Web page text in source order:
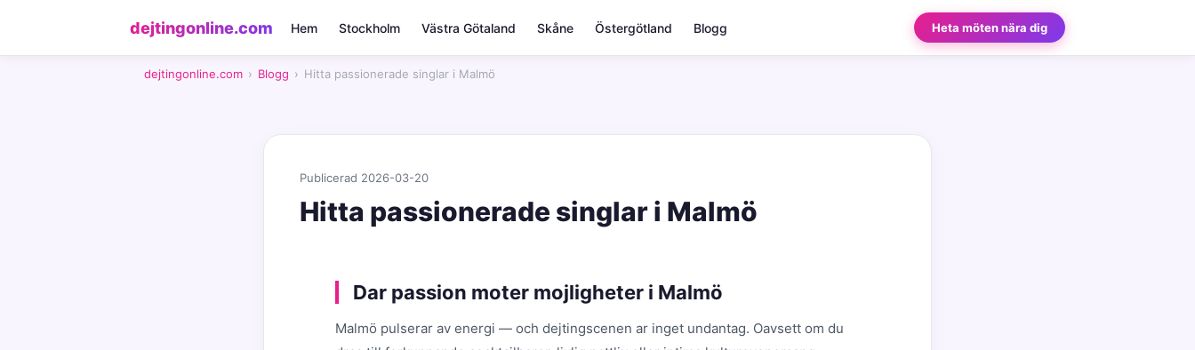
dejtingonline.com Hem Stockholm Västra Götaland Skåne Östergötland Blogg Heta möten nära dig
dejtingonline.com › Blogg › Hitta passionerade singlar i Malmö
Publicerad 2026-03-20
Hitta passionerade singlar i Malmö
Dar passion moter mojligheter i Malmö
Malmö pulserar av energi — och dejtingscenen ar inget undantag. Oavsett om du